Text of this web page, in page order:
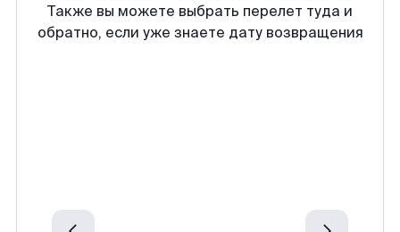
Также вы можете выбрать перелет туда и
обратно, если уже знаете дату возвращения